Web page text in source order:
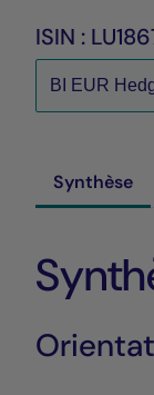
ISIN :
Synthèse